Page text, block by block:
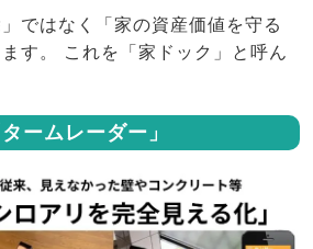
ではなく「家の資産価値を守る
す。 これを「家ドック」と呼ん
ームレーダー」